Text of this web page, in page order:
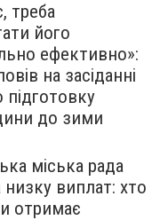
треба
його
ефективно»:
на засіданні
до зими
міська рада
низку виплат: хто
отримає